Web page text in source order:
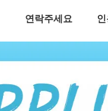
연락주세요